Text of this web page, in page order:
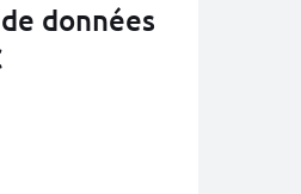
données